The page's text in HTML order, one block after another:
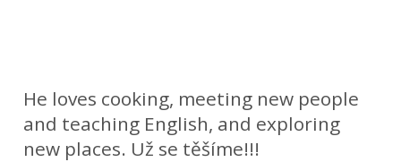
He loves cooking, meeting new people
and teaching English, and exploring
new places. Už se těšíme!!!